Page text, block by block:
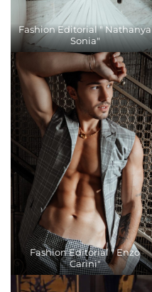
Fashion Editorial " Nathanya
Sonia"
Fashion Editorial " Enzo
Carini"